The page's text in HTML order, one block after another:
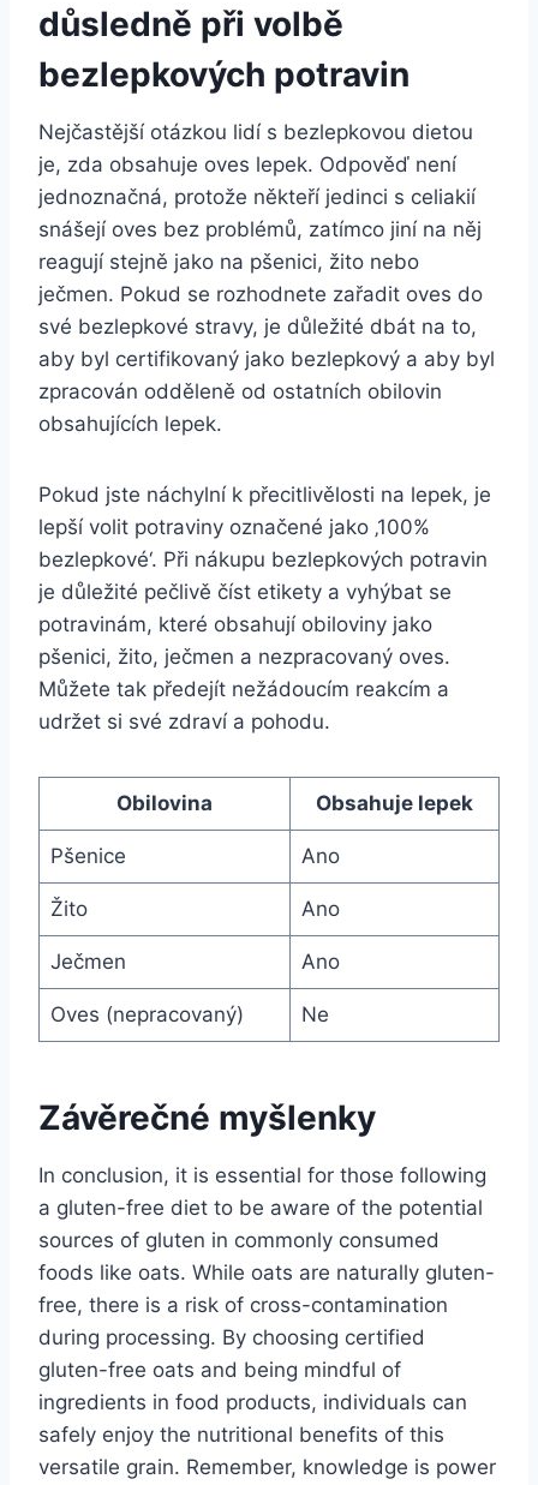
důsledně při volbě
bezlepkových potravin
Nejčastější otázkou lidí s bezlepkovou dietou
je, zda obsahuje oves lepek. Odpověď není
jednoznačná, protože někteří jedinci s celiakií
snášejí oves bez problémů, zatímco jiní na něj
reagují stejně jako na pšenici, žito nebo
ječmen. Pokud se rozhodnete zařadit oves do
své bezlepkové stravy, je důležité dbát na to,
aby byl certifikovaný jako bezlepkový a aby byl
zpracován odděleně od ostatních obilovin
obsahujících lepek.
Pokud jste náchylní k přecitlivělosti na lepek, je
lepší volit potraviny označené jako ‚100%
bezlepkové‘. Při nákupu bezlepkových potravin
je důležité pečlivě číst etikety a vyhýbat se
potravinám, které obsahují obiloviny jako
pšenici, žito, ječmen a nezpracovaný oves.
Můžete tak předejít nežádoucím reakcím a
udržet si své zdraví a pohodu.
Obilovina Obsahuje lepek
Pšenice Ano
Žito Ano
Ječmen Ano
Oves (nepracovaný) Ne
Závěrečné myšlenky
In conclusion, it is essential for those following
a gluten-free diet to be aware of the potential
sources of gluten in commonly consumed
foods like oats. While oats are naturally gluten-
free, there is a risk of cross-contamination
during processing. By choosing certified
gluten-free oats and being mindful of
ingredients in food products, individuals can
safely enjoy the nutritional benefits of this
versatile grain. Remember, knowledge is power